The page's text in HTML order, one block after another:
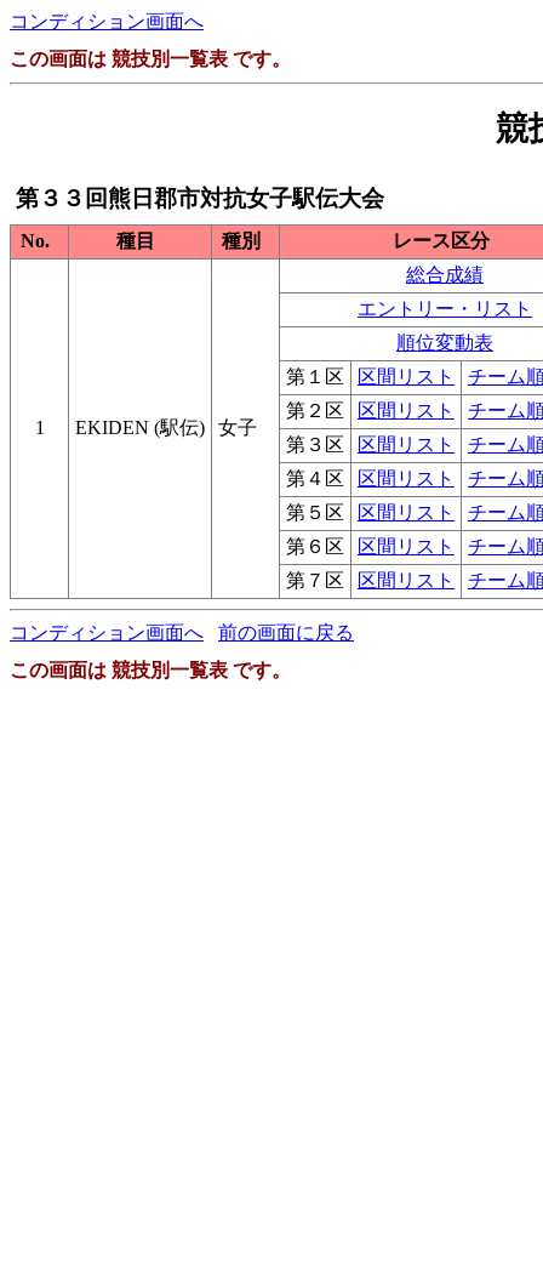
コンディション画面へ
この画面は 競技別一覧表 です。
競
第３３回熊日郡市対抗女子駅伝大会
No. 種目 種別 レース区分
1 EKIDEN (駅伝) 女子
総合成績
エントリー・リスト
順位変動表
第１区
区間リスト
チーム
第２区
区間リスト
チーム
第３区
区間リスト
チーム
第４区
区間リスト
チーム
第５区
区間リスト
チーム
第６区
区間リスト
チーム
第７区
区間リスト チーム
コンディション画面へ
前の画面に戻る
この画面は 競技別一覧表 です。